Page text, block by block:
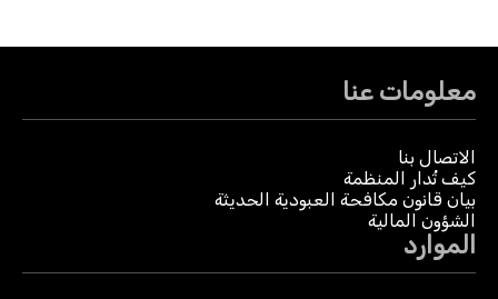
معلومات عنا
الاتصال بنا
كيف تُدار المنظمة
بيان قانون مكافحة العبودية الحديثة
الشؤون المالية
الموارد